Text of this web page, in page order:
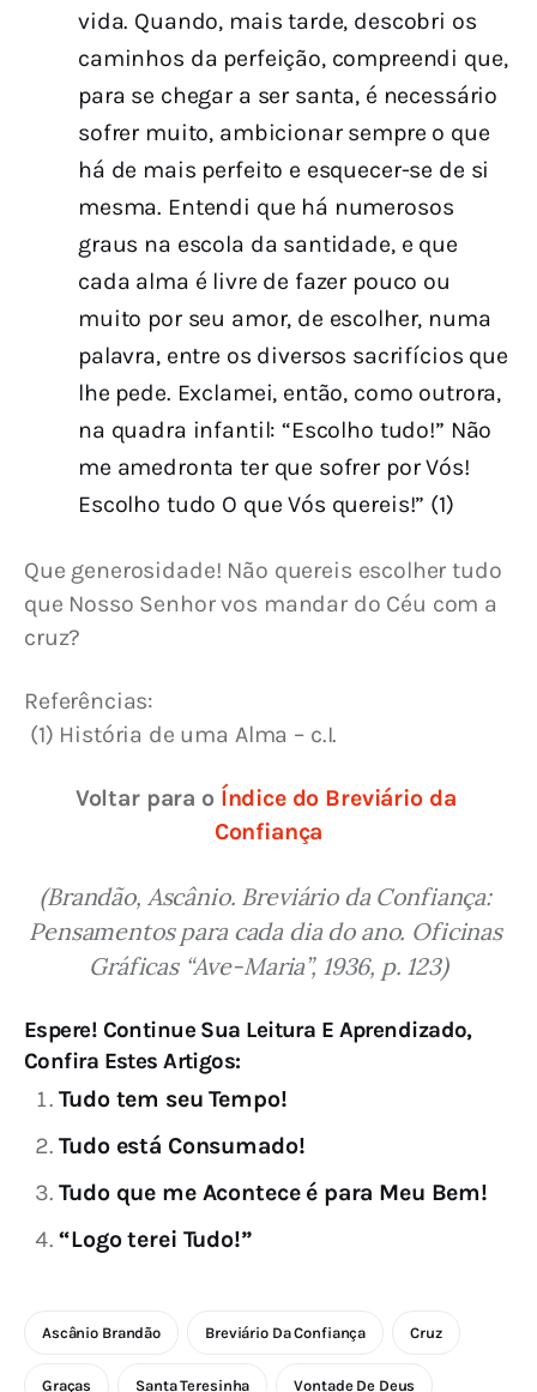
vida. Quando, mais tarde, descobri os
caminhos da perfeição, compreendi que,
para se chegar a ser santa, é necessário
sofrer muito, ambicionar sempre o que
há de mais perfeito e esquecer-se de si
mesma. Entendi que há numerosos
graus na escola da santidade, e que
cada alma é livre de fazer pouco ou
muito por seu amor, de escolher, numa
palavra, entre os diversos sacrifícios que
lhe pede. Exclamei, então, como outrora,
na quadra infantil: “Escolho tudo!” Não
me amedronta ter que sofrer por Vós!
Escolho tudo O que Vós quereis!” (1)
Que generosidade! Não quereis escolher tudo
que Nosso Senhor vos mandar do Céu com a
cruz?
Referências:
(1) História de uma Alma – c.I.
Voltar para o Índice do Breviário da
Confiança
(Brandão, Ascânio. Breviário da Confiança:
Pensamentos para cada dia do ano. Oficinas
Gráficas “Ave-Maria”, 1936, p. 123)
Espere! Continue Sua Leitura E Aprendizado,
Confira Estes Artigos:
Tudo tem seu Tempo!
Tudo está Consumado!
Tudo que me Acontece é para Meu Bem!
“Logo terei Tudo!”
Ascânio Brandão Breviário Da Confiança Cruz
Graças Santa Teresinha Vontade De Deus